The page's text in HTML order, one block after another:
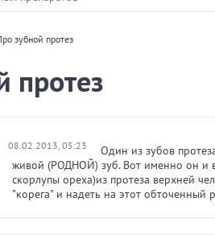
зубной протез
протез
08.02.2013, 05:23
Один из зубов
живой (РОДНОЙ) зуб. Вот именно он и
скорлупы ореха)из протеза верхней
"корега" и надеть на этот